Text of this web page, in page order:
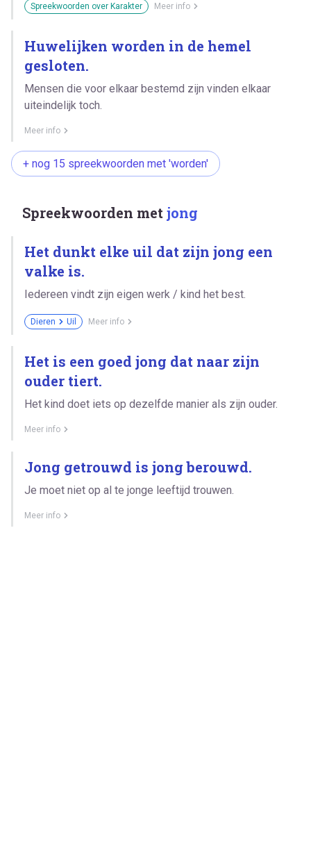
Spreekwoorden over Karakter Meer info
Huwelijken worden in de hemel
gesloten.
Mensen die voor elkaar bestemd zijn vinden elkaar
uiteindelijk toch.
Meer info
+ nog 15 spreekwoorden met 'worden'
Spreekwoorden met jong
Het dunkt elke uil dat zijn jong een
valke is.
Iedereen vindt zijn eigen werk / kind het best.
Dieren Uil Meer info
Het is een goed jong dat naar zijn
ouder tiert.
Het kind doet iets op dezelfde manier als zijn ouder.
Meer info
Jong getrouwd is jong berouwd.
Je moet niet op al te jonge leeftijd trouwen.
Meer info